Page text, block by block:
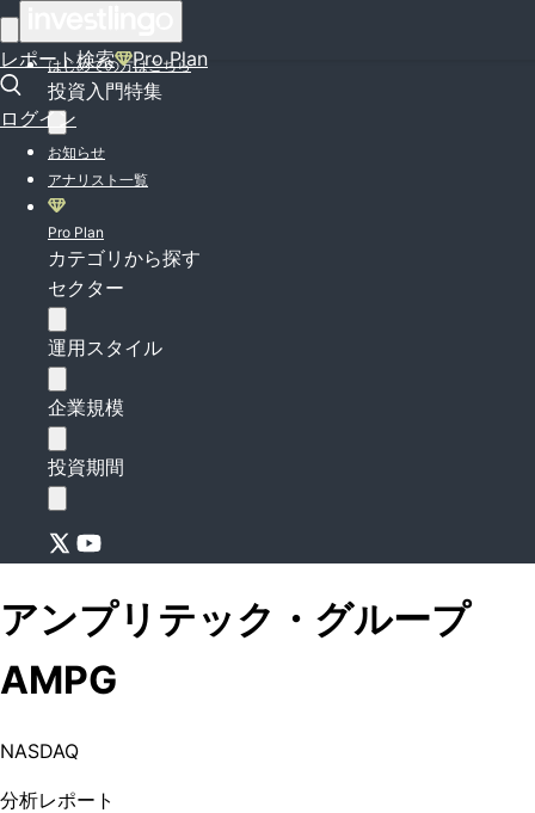
レポート検索 Pro Plan
ログイン
はじめての方はこちら
投資入門特集
お知らせ
アナリスト一覧
Pro Plan
カテゴリから探す
セクター
運用スタイル
企業規模
投資期間
アンプリテック・グループ
AMPG
NASDAQ
分析レポート